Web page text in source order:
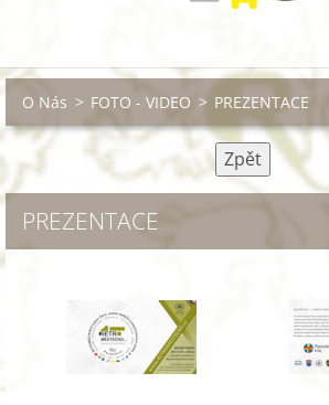
O Nás > FOTO - VIDEO > PREZENTACE
Zpět
PREZENTACE